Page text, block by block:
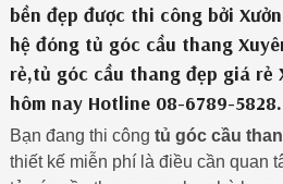
bền đẹp được thi công bởi
hệ đóng tủ góc cầu thang
rẻ,tủ góc cầu thang đẹp giá rẻ
hôm nay Hotline 08-6789-5828.
Bạn đang thi công tủ góc cầu
thiết kế miễn phí là điều cần quan